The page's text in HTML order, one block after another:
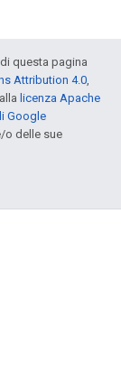
questa pagina
Attribution 4.0,
licenza Apache
Google
o delle sue